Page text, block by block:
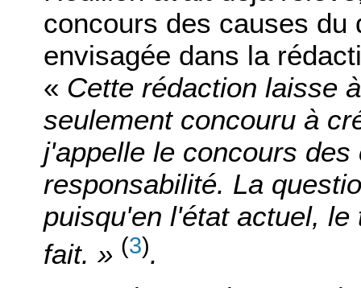
concours des causes du
envisagée dans la
« Cette rédaction laisse
seulement concouru à
j'appelle le concours
responsabilité. La
puisqu'en l'état actuel,
fait. » (3).